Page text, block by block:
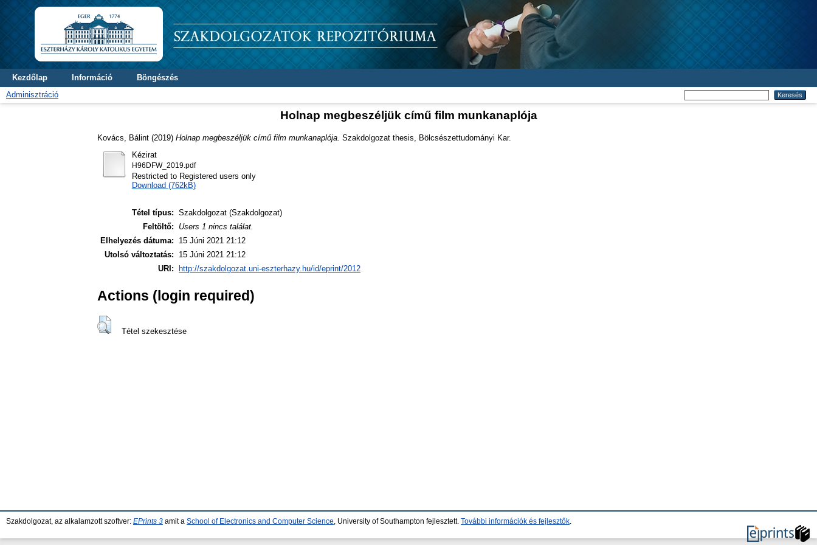
Kezdőlap Információ
Böngészés
Adminisztráció
Holnap megbeszéljük című film munkanaplója
Kovács, Bálint (2019) Holnap megbeszéljük című film munkanaplója. Szakdolgozat thesis, Bölcsészettudományi Kar.
Kézirat
H96DFW_2019.pdf
Restricted to Registered users only
Download (762kB)
Tétel típus: Szakdolgozat (Szakdolgozat)
Feltöltő:
Users 1 nincs találat.
Elhelyezés dátuma:
15 Júni 2021 21:12
Utolsó változtatás:
15 Júni 2021 21:12
URI:
http://szakdolgozat.uni-eszterhazy.hu/id/eprint/2012
Actions (login required)
Tétel szekesztése
Szakdolgozat, az alkalamzott szoftver: EPrints 3 amit a School of Electronics and Computer Science , University of Southampton fejlesztett. További információk és fejlesztők